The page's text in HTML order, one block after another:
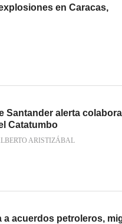
en Caracas,
Santander alerta
Catatumbo
ARISTIZÁBAL
a acuerdos petroleros,